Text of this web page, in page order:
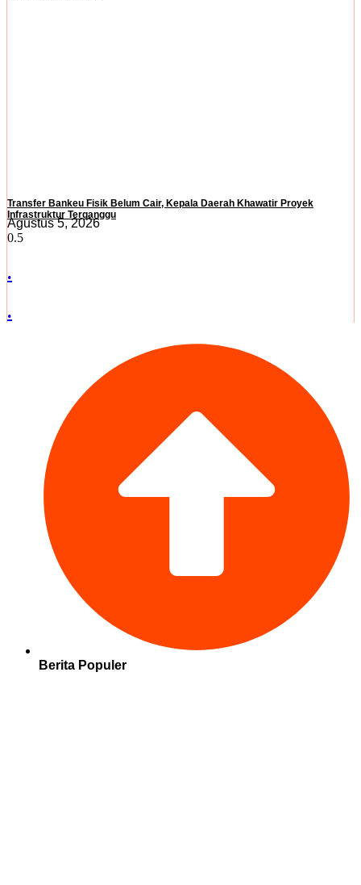
Transfer Bankeu Fisik Belum Cair, Kepala Daerah Khawatir Proyek
Infrastruktur Terganggu
Agustus 5, 2026
.
.
Berita Populer